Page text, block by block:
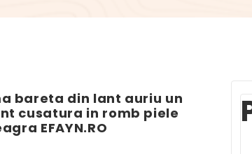
bareta din lant auriu un
cusatura in romb piele
EFAYN.RO